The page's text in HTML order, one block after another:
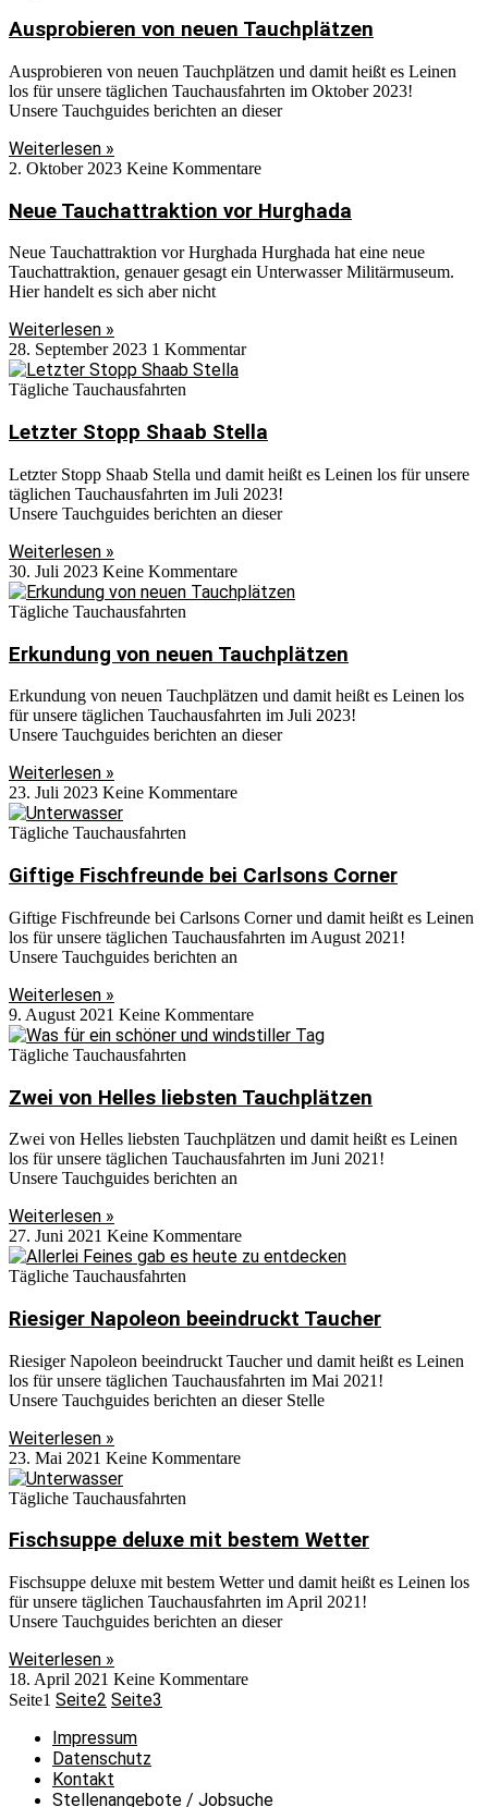
Ausprobieren von neuen Tauchplätzen
Ausprobieren von neuen Tauchplätzen und damit heißt es Leinen
los für unsere täglichen Tauchausfahrten im Oktober 2023!
Unsere Tauchguides berichten an dieser
Weiterlesen »
2. Oktober 2023 Keine Kommentare
Neue Tauchattraktion vor Hurghada
Neue Tauchattraktion vor Hurghada Hurghada hat eine neue
Tauchattraktion, genauer gesagt ein Unterwasser Militärmuseum.
Hier handelt es sich aber nicht
Weiterlesen »
28. September 2023 1 Kommentar
Tägliche Tauchausfahrten
Letzter Stopp Shaab Stella
Letzter Stopp Shaab Stella und damit heißt es Leinen los für unsere
täglichen Tauchausfahrten im Juli 2023!
Unsere Tauchguides berichten an dieser
Weiterlesen »
30. Juli 2023 Keine Kommentare
Tägliche Tauchausfahrten
Erkundung von neuen Tauchplätzen
Erkundung von neuen Tauchplätzen und damit heißt es Leinen los
für unsere täglichen Tauchausfahrten im Juli 2023!
Unsere Tauchguides berichten an dieser
Weiterlesen »
23. Juli 2023 Keine Kommentare
Tägliche Tauchausfahrten
Giftige Fischfreunde bei Carlsons Corner
Giftige Fischfreunde bei Carlsons Corner und damit heißt es Leinen
los für unsere täglichen Tauchausfahrten im August 2021!
Unsere Tauchguides berichten an
Weiterlesen »
9. August 2021 Keine Kommentare
Tägliche Tauchausfahrten
Zwei von Helles liebsten Tauchplätzen
Zwei von Helles liebsten Tauchplätzen und damit heißt es Leinen
los für unsere täglichen Tauchausfahrten im Juni 2021!
Unsere Tauchguides berichten an
Weiterlesen »
27. Juni 2021 Keine Kommentare
Tägliche Tauchausfahrten
Riesiger Napoleon beeindruckt Taucher
Riesiger Napoleon beeindruckt Taucher und damit heißt es Leinen
los für unsere täglichen Tauchausfahrten im Mai 2021!
Unsere Tauchguides berichten an dieser Stelle
Weiterlesen »
23. Mai 2021 Keine Kommentare
Tägliche Tauchausfahrten
Fischsuppe deluxe mit bestem Wetter
Fischsuppe deluxe mit bestem Wetter und damit heißt es Leinen los
für unsere täglichen Tauchausfahrten im April 2021!
Unsere Tauchguides berichten an dieser
Weiterlesen »
18. April 2021 Keine Kommentare
Seite1 Seite2 Seite3
Impressum
Datenschutz
Kontakt
Stellenangebote / Jobsuche